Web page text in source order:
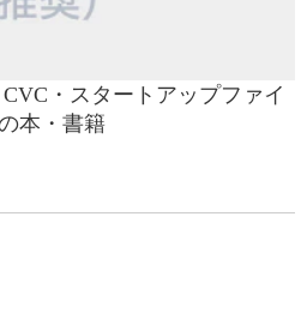
CVC・スタートアップファイ
本・書籍